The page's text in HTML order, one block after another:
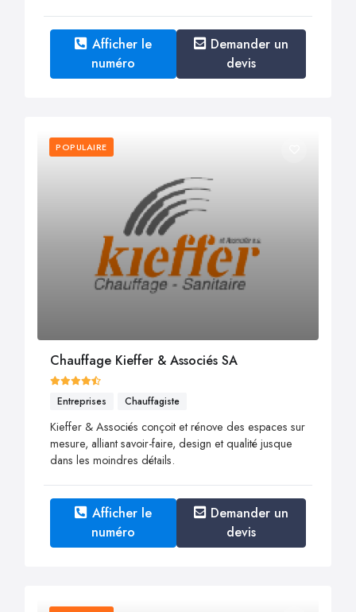
Afficher le
numéro
Demander un
devis
POPULAIRE
Chauffage Kieffer & Associés SA
Entreprises Chauffagiste
Kieffer & Associés conçoit et rénove des espaces sur
mesure, alliant savoir-faire, design et qualité jusque
dans les moindres détails.
Afficher le
numéro
Demander un
devis